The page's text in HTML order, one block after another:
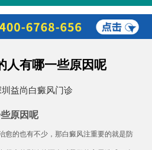
人有哪一些原因呢
圳益尚白癜风门诊
原因呢
愈的也有不少，那白癜风注重要的就是防